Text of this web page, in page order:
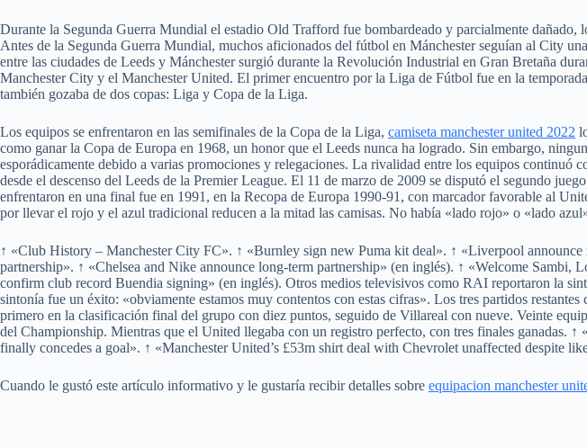
Durante la Segunda Guerra Mundial el estadio Old Trafford fue bombardeado y parcialmente
Antes de la Segunda Guerra Mundial, muchos aficionados del fútbol en Mánchester seguían al City
entre las ciudades de Leeds y Mánchester surgió durante la Revolución Industrial en Gran Bretaña
Manchester City y el Manchester United. El primer encuentro por la Liga de Fútbol fue en la
también gozaba de dos copas: Liga y Copa de la Liga.
Los equipos se enfrentaron en las semifinales de la Copa de la Liga, camiseta manchester united 2022
como ganar la Copa de Europa en 1968, un honor que el Leeds nunca ha logrado. Sin embargo,
esporádicamente debido a varias promociones y relegaciones. La rivalidad entre los equipos continuó
desde el descenso del Leeds de la Premier League. El 11 de marzo de 2009 se disputó el segundo
enfrentaron en una final fue en 1991, en la Recopa de Europa 1990-91, con marcador favorable al
por llevar el rojo y el azul tradicional reducen a la mitad las camisas. No había «lado rojo» o «lado
↑ «Club History – Manchester City FC». ↑ «Burnley sign new Puma kit deal». ↑ «Liverpool
partnership». ↑ «Chelsea and Nike announce long-term partnership» (en inglés). ↑ «Welcome
confirm club record Buendia signing» (en inglés). Otros medios televisivos como RAI reportaron la
sintonía fue un éxito: «obviamente estamos muy contentos con estas cifras». Los tres partidos
primero en la clasificación final del grupo con diez puntos, seguido de Villareal con nueve. Veinte
del Championship. Mientras que el United llegaba con un registro perfecto, con tres finales
finally concedes a goal». ↑ «Manchester United’s £53m shirt deal with Chevrolet unaffected despite
Cuando le gustó este artículo informativo y le gustaría recibir detalles sobre equipacion manchester